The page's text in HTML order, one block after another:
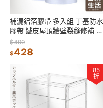
補漏鋁箔膠帶 多入組 丁基防水
膠帶 鐵皮屋頂牆壁裂縫修補 防
水 補漏 丁基膠帶 防水膠
$490
$428
85
折